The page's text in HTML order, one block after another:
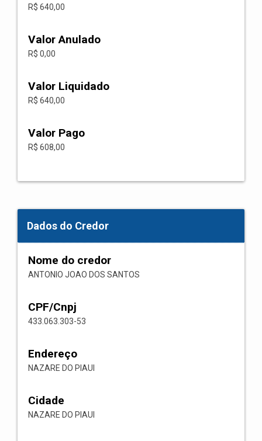
R$ 640,00
Valor Anulado
R$ 0,00
Valor Liquidado
R$ 640,00
Valor Pago
R$ 608,00
Dados do Credor
Nome do credor
ANTONIO JOAO DOS SANTOS
CPF/Cnpj
433.063.303-53
Endereço
NAZARE DO PIAUI
Cidade
NAZARE DO PIAUI